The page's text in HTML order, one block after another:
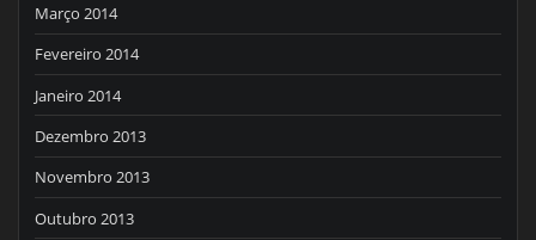
Março 2014
Fevereiro 2014
Janeiro 2014
Dezembro 2013
Novembro 2013
Outubro 2013